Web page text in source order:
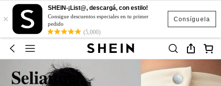
Consíguela
×
SHEIN-¡List@, descargá, con estilo!
Consigue descuentos especiales en tu primer
pedido
(5,000)